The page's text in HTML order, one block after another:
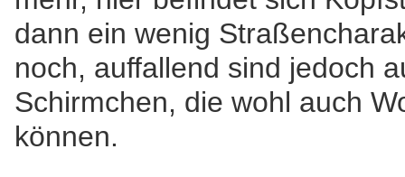
dann ein wenig
noch, auffallend sind jedoch
Schirmchen, die wohl auch
können.